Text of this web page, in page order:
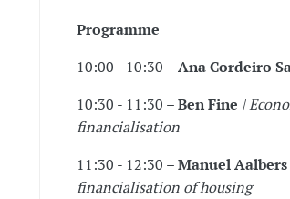
Programme
10:00 - 10:30 –Ana Cordeiro
10:30 - 11:30 –Ben Fine |
financialisation
11:30 - 12:30 –Manuel Aalbers
financialisation of housing